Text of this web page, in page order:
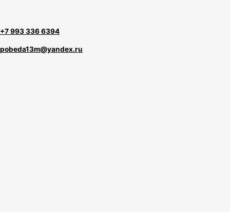
+7 993 336 6394
pobeda13m@yandex.ru